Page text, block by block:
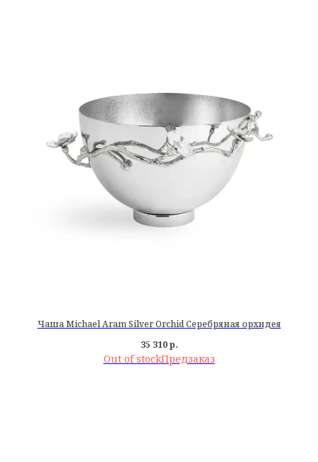
Чаша Michael Aram Silver Orchid Серебряная орхидея
35 310 р.
Out of stock